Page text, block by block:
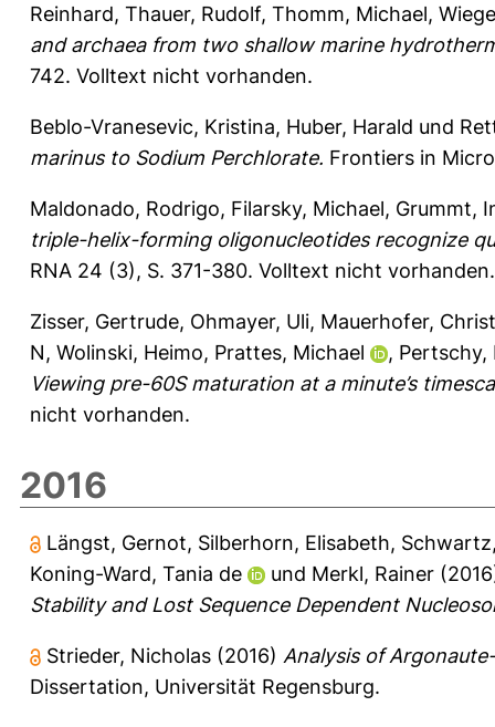
Reinhard, Thauer, Rudolf, Thomm, Michael,
and archaea from two shallow marine
742. Volltext nicht vorhanden.
Beblo-Vranesevic, Kristina, Huber, Harald und
marinus to Sodium Perchlorate. Frontiers in
Maldonado, Rodrigo, Filarsky, Michael, Grummt,
triple-helix-forming oligonucleotides recognize
RNA 24 (3), S. 371-380. Volltext nicht vorhanden.
Zisser, Gertrude, Ohmayer, Uli, Mauerhofer,
N, Wolinski, Heimo, Prattes, Michael , Pertschy,
Viewing pre-60S maturation at a minute’s
nicht vorhanden.
2016
Längst, Gernot, Silberhorn, Elisabeth,
Koning-Ward, Tania de
und Merkl, Rainer
Stability and Lost Sequence Dependent
Strieder, Nicholas (2016) Analysis of
Dissertation, Universität Regensburg.